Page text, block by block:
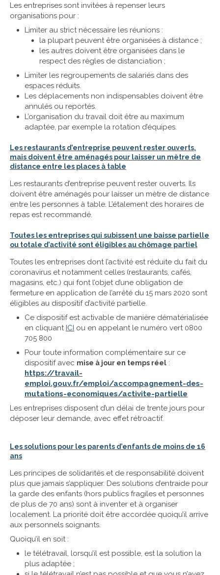
Les entreprises sont invitées à repenser leurs
organisations pour :
Limiter au strict nécessaire les réunions :
la plupart peuvent être organisées à distance ;
les autres doivent être organisées dans le
respect des règles de distanciation ;
Limiter les regroupements de salariés dans des
espaces réduits.
Les déplacements non indispensables doivent être
annulés ou reportés.
L’organisation du travail doit être au maximum
adaptée, par exemple la rotation d’équipes.
Les restaurants d’entreprise peuvent rester ouverts,
mais doivent être aménagés pour laisser un mètre de
distance entre les places à table
Les restaurants d’entreprise peuvent rester ouverts. Ils
doivent être aménagés pour laisser un mètre de distance
entre les personnes à table. L’étalement des horaires de
repas est recommandé.
Toutes les entreprises qui subissent une baisse partielle
ou totale d’activité sont éligibles au chômage partiel
Toutes les entreprises dont l’activité est réduite du fait du
coronavirus et notamment celles (restaurants, cafés,
magasins, etc.) qui font l’objet d’une obligation de
fermeture en application de l’arrêté du 15 mars 2020 sont
éligibles au dispositif d’activité partielle.
Ce dispositif est activable de manière dématérialisée
en cliquantICI ou en appelant le numéro vert 0800
705 800
Pour toute information complémentaire sur ce
dispositif avec mise à jour en temps réel :
https://travail-
emploi.gouv.fr/emploi/accompagnement-des-
mutations-economiques/activite-partielle
Les entreprises disposent d’un délai de trente jours pour
déposer leur demande, avec effet rétroactif.
Les solutions pour les parents d’enfants de moins de 16
ans
Les principes de solidarités et de responsabilité doivent
plus que jamais s’appliquer. Des solutions d’entraide pour
la garde des enfants (hors publics fragiles et personnes
de plus de 70 ans) sont à inventer et à organiser
localement. La priorité doit être accordée quoiqu’il arrive
aux personnels soignants.
Quoiqu’il en soit :
le télétravail, lorsqu’il est possible, est la solution la
plus adaptée ;